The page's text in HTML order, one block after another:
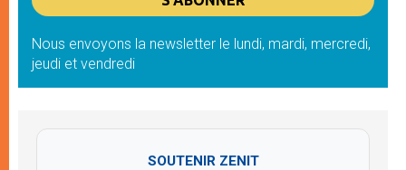
Nous envoyons la newsletter le lundi, mardi, mercredi,
jeudi et vendredi
SOUTENIR ZENIT